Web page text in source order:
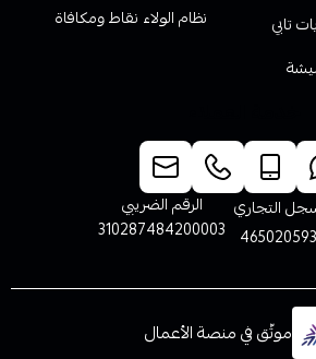
تابي
نظام الولاء نقاط ومكافاة
التجاري
الرقم الضريبي
310287484200003
موثّق في منصة الأعمال